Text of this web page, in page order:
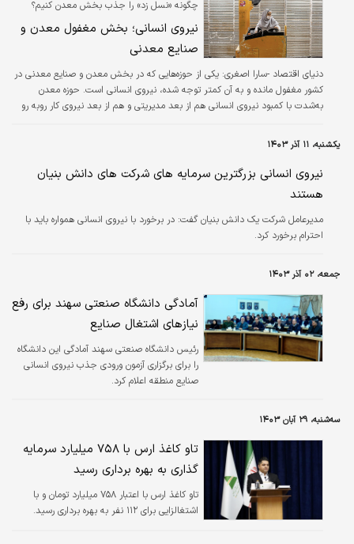
چگونه «نسل زد» را جذب بخش معدن کنیم؟
نیروی انسانی؛ بخش مغفول معدن و
صنایع معدنی
دنیای اقتصاد -سارا اصغری: یکی از حوزه‌‌‌هایی که در بخش معدن و صنایع معدنی در
کشور مغفول مانده و به آن کمتر توجه شده، نیروی انسانی است. حوزه معدن
به‌‌‌شدت با کمبود نیروی انسانی هم از بعد مدیریتی و هم از بعد نیروی کار روبه رو
اخیر روند نزولی داشته و ظرفیت دانشجویان و دانش‌‌‌آموختگان بخش معدن در
معدن نیز مهاجرت کرده‌‌‌اند. در چنین شرایطی به نظر می‌‌‌رسد درخصوص نیروی
انسانی…
یکشنبه، ۱۱ آذر ۱۴۰۳
نیروی انسانی بزرگترین سرمایه های شرکت های دانش بنیان
هستند
مدیرعامل شرکت یک دانش بنیان گفت: در برخورد با نیروی انسانی همواره باید با
احترام برخورد کرد.
جمعه، ۰۲ آذر ۱۴۰۳
آمادگی دانشگاه صنعتی سهند برای رفع
نیازهای اشتغال صنایع
رئیس دانشگاه صنعتی سهند آمادگی این دانشگاه
را برای برگزاری آزمون ورودی جذب نیروی انسانی
صنایع منطقه اعلام کرد.
سه‌شنبه، ۲۹ آبان ۱۴۰۳
تاو کاغذ ارس با ٧۵٨ میلیارد سرمایه
گذاری به بهره برداری رسید
تاو کاغذ ارس با اعتبار ٧۵٨ میلیارد تومان و با
اشتغالزایی برای ١١٢ نفر به بهره برداری رسید.